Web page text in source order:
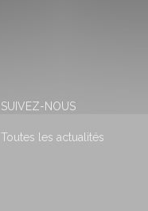
SUIVEZ-NOUS
Toutes les actualités